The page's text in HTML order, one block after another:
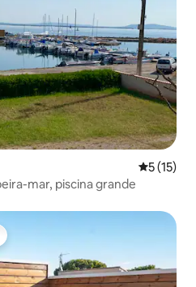
5 de uma
5 (15)
mar, piscina grande
dos hóspedes